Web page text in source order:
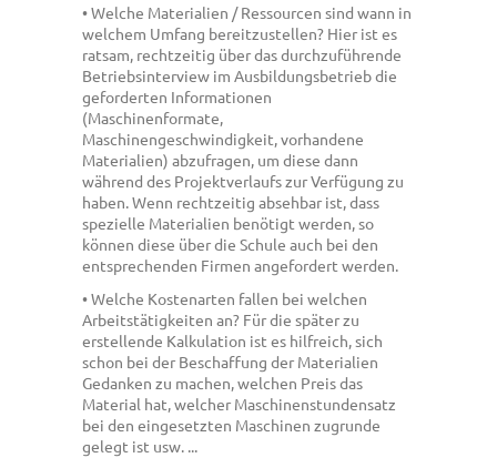
• Welche Materialien / Ressourcen sind wann in
welchem Umfang bereitzustellen? Hier ist es
ratsam, rechtzeitig über das durchzuführende
Betriebsinterview im Ausbildungsbetrieb die
geforderten Informationen
(Maschinenformate,
Maschinengeschwindigkeit, vorhandene
Materialien) abzufragen, um diese dann
während des Projektverlaufs zur Verfügung zu
haben. Wenn rechtzeitig absehbar ist, dass
spezielle Materialien benötigt werden, so
können diese über die Schule auch bei den
entsprechenden Firmen angefordert werden.
• Welche Kostenarten fallen bei welchen
Arbeitstätigkeiten an? Für die später zu
erstellende Kalkulation ist es hilfreich, sich
schon bei der Beschaffung der Materialien
Gedanken zu machen, welchen Preis das
Material hat, welcher Maschinenstundensatz
bei den eingesetzten Maschinen zugrunde
gelegt ist usw. ...